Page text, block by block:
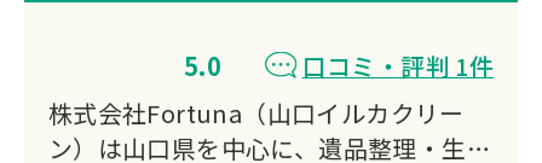
5.0
口コミ・評判 1件
株式会社Fortuna（山口イルカクリー
ン）は山口県を中心に、遺品整理・生前